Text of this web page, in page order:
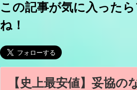
この記事が気に入った
ね！
【史上最安値】妥協の